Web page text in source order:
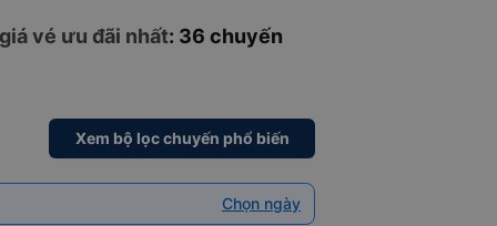
vé ưu đãi nhất: 36 chuyến
Xem bộ lọc chuyến phổ biến
Chọn ngày